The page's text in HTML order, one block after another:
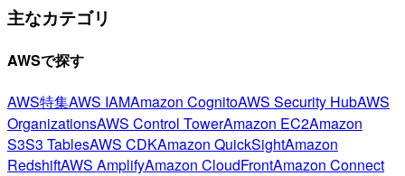
主なカテゴリ
AWSで探す
AWS特集AWS IAMAmazon CognitoAWS Security HubAWS
OrganizationsAWS Control TowerAmazon EC2Amazon
S3S3 TablesAWS CDKAmazon QuickSightAmazon
RedshiftAWS AmplifyAmazon CloudFrontAmazon Connect